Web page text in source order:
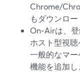
Chrome/
もダウンロー
On‑Airは、
ホスト型視聴
一般的なマ
機能を追加し